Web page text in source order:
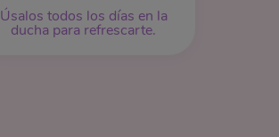
Úsalos todos los días en la
ducha para refrescarte.